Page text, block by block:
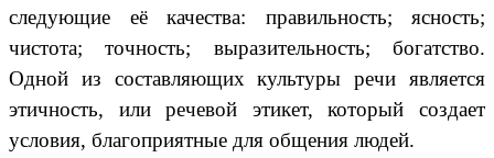
следующие её качества: правильность; ясность;
чистота; точность; выразительность; богатство.
Одной из составляющих культуры речи является
этичность, или речевой этикет, который создает
условия, благоприятные для общения людей.